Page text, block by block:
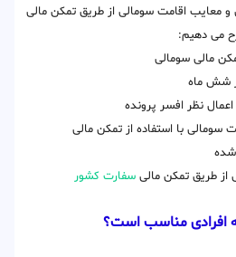
و معایب اقامت سومالی از طریق تمکن مالی
می دهیم:
مالی سومالی
شش ماه
نظر افسر پرونده
سومالی با استفاده از تمکن مالی
شده
طریق تمکن مالی سفارت کشور
افرادی مناسب است؟